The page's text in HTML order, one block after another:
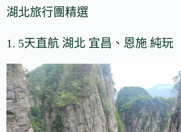
湖北旅行團精選
1. 5天直航 湖北 宜昌、恩施 純玩